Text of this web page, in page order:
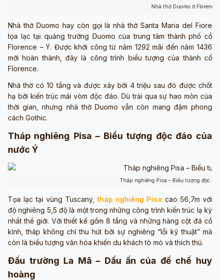
Nhà thờ Duomo ở
Nhà thờ Duomo hay còn gọi là nhà thờ Santa Maria del Fiore
tọa lạc tại quảng trường Duomo của trung tâm thành phố cổ
Florence – Ý. Được khởi công từ năm 1292 mãi đến năm 1436
mới hoàn thành, đây là công trình biểu tượng của thành cổ
Florence.
Nhà thờ có 10 tầng và được xây bởi 4 triệu sau đó được chốt
hạ bởi kiến trúc mái vòm độc đáo. Dù trải qua sự hao mòn của
thời gian, nhưng nhà thờ Duomo vẫn còn mang đậm phong
cách Gothic.
Tháp nghiêng Pisa – Biểu tượng độc đáo của
nước Ý
Tháp nghiêng Pisa – Biểu tượng độc
Tọa lạc tại vùng Tuscany, tháp nghiêng Pisa cao 56,7m với
độ nghiêng 5,5 độ là một trong những công trình kiến trúc lạ kỳ
nhất thế giới. Với thiết kế gồm 8 tầng và những hàng cột đá cổ
kính, tháp không chỉ thu hút bởi sự nghiêng “lỗi kỹ thuật” mà
còn là biểu tượng văn hóa khiến du khách tò mò và thích thú.
Đấu trường La Mã – Dấu ấn của đế chế huy
hoàng